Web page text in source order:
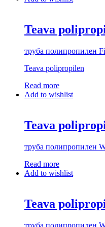
Teava
труба полипропилен
Teava polipropilen
Read more
Add to wishlist
Teava
труба полипропилен
Read more
Add to wishlist
Teava
труба полипропилен